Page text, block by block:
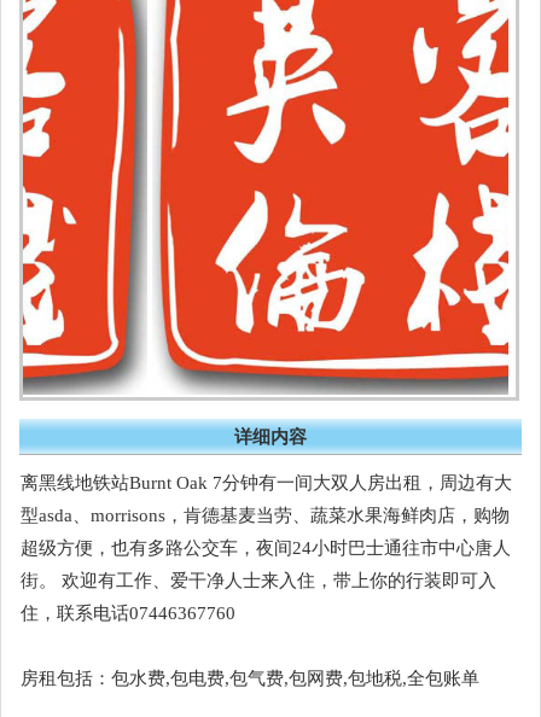
详细内容
离黑线地铁站Burnt Oak 7分钟有一间大双人房出租，周边有大
型asda、morrisons，肯德基麦当劳、蔬菜水果海鲜肉店，购物
超级方便，也有多路公交车，夜间24小时巴士通往市中心唐人
街。 欢迎有工作、爱干净人士来入住，带上你的行装即可入
住，联系电话07446367760
房租包括：包水费,包电费,包气费,包网费,包地税,全包账单